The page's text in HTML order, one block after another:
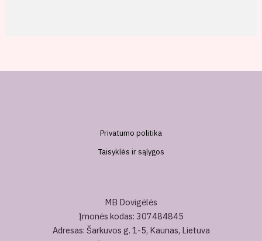
Privatumo politika
Taisyklės ir sąlygos
MB Dovigėlės
Įmonės kodas: 307484845
Adresas: Šarkuvos g. 1-5, Kaunas, Lietuva